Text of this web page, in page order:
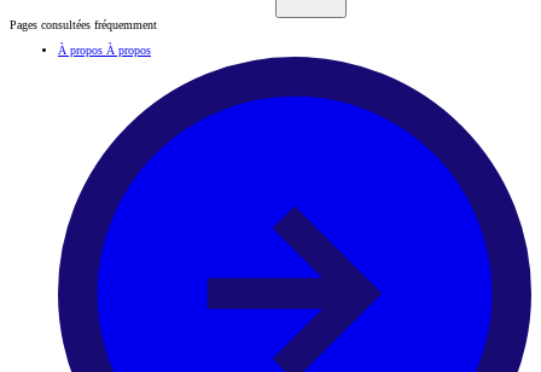
Pages consultées fréquemment
À propos À propos